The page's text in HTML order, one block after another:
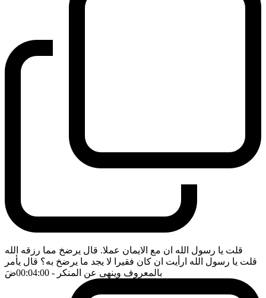
قلت يا رسول الله ان مع الايمان عملا. قال يرضخ مما رزقه الله
قلت يا رسول الله ارأيت ان كان فقيرا لا يجد ما يرضخ به؟ قال يأمر
بالمعروف وينهى عن المنكر - 00:04:00 ضَ